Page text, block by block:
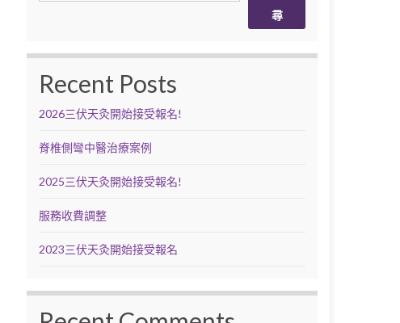
尋
Recent Posts
2026三伏天灸開始接受報名!
脊椎側彎中醫治療案例
2025三伏天灸開始接受報名!
服務收費調整
2023三伏天灸開始接受報名